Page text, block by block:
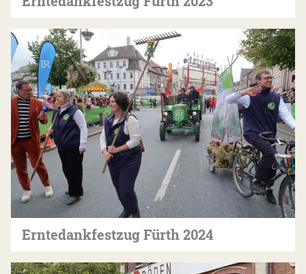
Erntedankfestzug Fürth 2024